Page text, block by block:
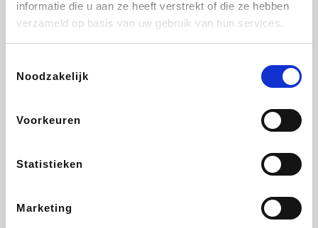
informatie die u aan ze heeft verstrekt of die ze hebben
verzameld op basis van uw gebruik van hun services.
Noodzakelijk
Voorkeuren
Statistieken
Marketing
DectDirect ZEB
SupraBazar